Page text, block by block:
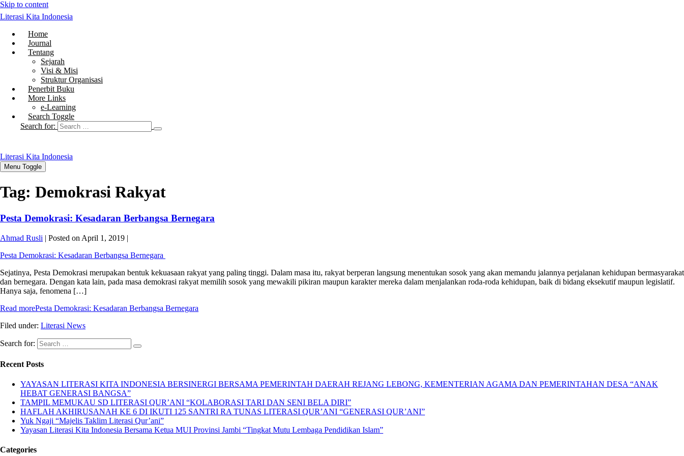
Skip to content
Literasi Kita Indonesia
Home
Journal
Tentang
Sejarah
Visi & Misi
Struktur Organisasi
Penerbit Buku
More Links
e-Learning
Search Toggle
Search for:
Literasi Kita Indonesia
Menu Toggle
Tag: Demokrasi Rakyat
Pesta Demokrasi: Kesadaran Berbangsa Bernegara
Ahmad Rusli | Posted on April 1, 2019 |
Pesta Demokrasi: Kesadaran Berbangsa Bernegara
Sejatinya, Pesta Demokrasi merupakan bentuk kekuasaan rakyat yang paling tinggi. Dalam masa itu, rakyat berperan langsung menentukan sosok yang akan memandu jalannya perjalanan kehidupan bermasyarakat
dan bernegara. Dengan kata lain, pada masa demokrasi rakyat memilih sosok yang mewakili pikiran maupun karakter mereka dalam menjalankan roda-roda kehidupan, baik di bidang eksekutif maupun legislatif.
Hanya saja, fenomena […]
Read morePesta Demokrasi: Kesadaran Berbangsa Bernegara
Filed under: Literasi News
Search for:
Recent Posts
YAYASAN LITERASI KITA INDONESIA BERSINERGI BERSAMA PEMERINTAH DAERAH REJANG LEBONG, KEMENTERIAN AGAMA DAN PEMERINTAHAN DESA “ANAK
HEBAT GENERASI BANGSA”
TAMPIL MEMUKAU SD LITERASI QUR’ANI “KOLABORASI TARI DAN SENI BELA DIRI”
HAFLAH AKHIRUSANAH KE 6 DI IKUTI 125 SANTRI RA TUNAS LITERASI QUR’ANI “GENERASI QUR’ANI”
Yuk Ngaji “Majelis Taklim Literasi Qur’ani”
Yayasan Literasi Kita Indonesia Bersama Ketua MUI Provinsi Jambi “Tingkat Mutu Lembaga Pendidikan Islam”
Categories